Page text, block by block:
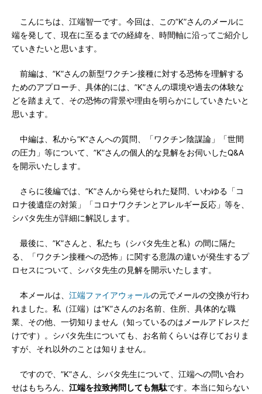
こんにちは、江端智一です。今回は、この”K”さんのメールに
端を発して、現在に至るまでの経緯を、時間軸に沿ってご紹介し
ていきたいと思います。
前編は、”K”さんの新型ワクチン接種に対する恐怖を理解する
ためのアプローチ、具体的には、”K”さんの環境や過去の体験な
どを踏まえて、その恐怖の背景や理由を明らかにしていきたいと
思います。
中編は、私から”K”さんへの質問、「ワクチン陰謀論」「世間
の圧力」等について、”K”さんの個人的な見解をお伺いしたQ&A
を開示いたします。
さらに後編では、”K”さんから発せられた疑問、いわゆる「コ
ロナ後遺症の対策」「コロナワクチンとアレルギー反応」等を、
シバタ先生が詳細に解説します。
最後に、”K”さんと、私たち（シバタ先生と私）の間に隔た
る、「ワクチン接種への恐怖」に関する意識の違いが発生するプ
ロセスについて、シバタ先生の見解を開示いたします。
本メールは、 江端ファイアウォールの元でメールの交換が行わ
れました。私（江端）は”K”さんのお名前、住所、具体的な職
業、その他、一切知りません（知っているのはメールアドレスだ
けです）。シバタ先生についても、お名前くらいは存じておりま
すが、それ以外のことは知りません。
ですので、”K”さん、シバタ先生について、江端への問い合わ
せはもちろん、 江端を拉致拷問しても無駄です。本当に知らない